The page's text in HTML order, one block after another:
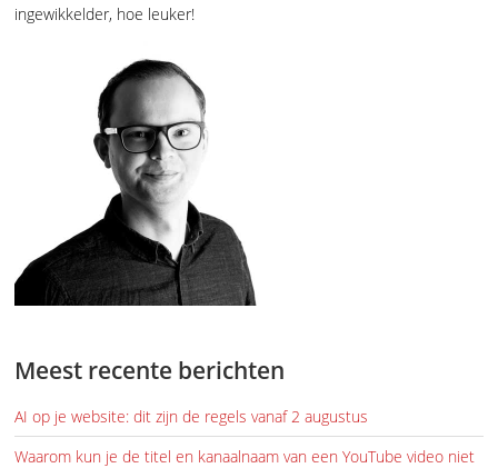
ingewikkelder, hoe leuker!
Meest recente berichten
AI op je website: dit zijn de regels vanaf 2 augustus
Waarom kun je de titel en kanaalnaam van een YouTube video niet